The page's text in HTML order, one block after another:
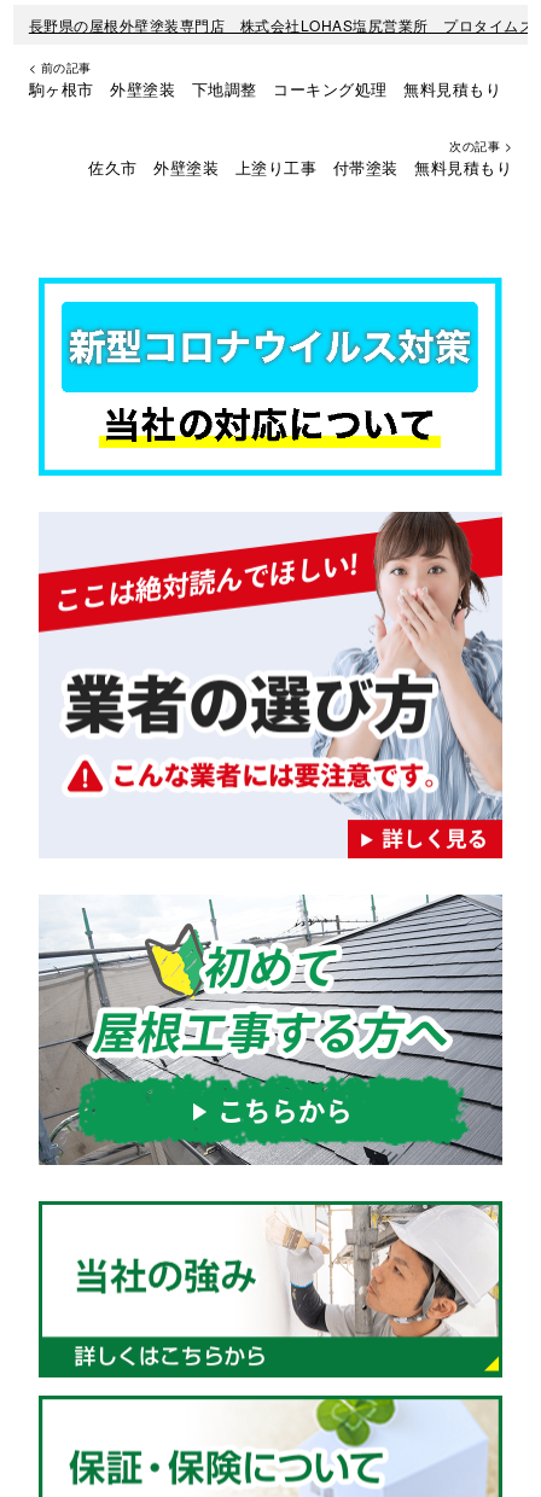
長野県の屋根外壁塗装専門店 株式会社LOHAS塩尻営業所 プロタイムズ
< 前の記事
駒ヶ根市 外壁塗装 下地調整 コーキング処理 無料見積もり
次の記事 >
佐久市 外壁塗装 上塗り工事 付帯塗装 無料見積もり